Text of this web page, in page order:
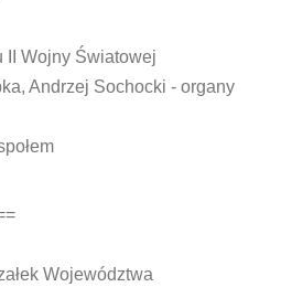
II Wojny Światowej
Andrzej Sochocki - organy
Województwa